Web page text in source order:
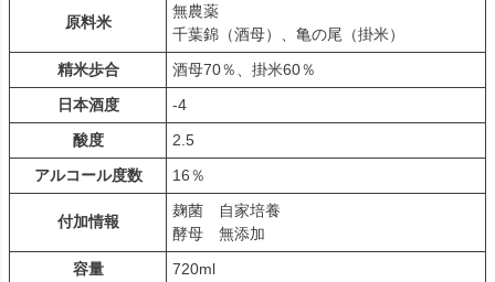
原料米
無農薬
千葉錦（酒母）、亀の尾（掛米）
精米歩合
酒母70％、掛米60％
日本酒度
-4
酸度
2.5
アルコール度数
16％
付加情報
麹菌 自家培養
酵母 無添加
容量
720ml